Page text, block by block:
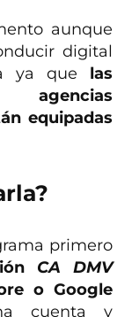
aunque
digital
ya que las
equipadas
primero
CA DMV
o Google
cuenta y